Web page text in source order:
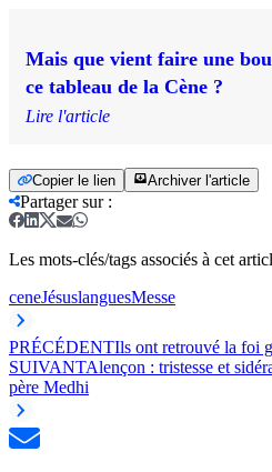
Mais que vient faire une
ce tableau de la Cène ?
Lire l'article
Copier le lien Archiver l'article
Partager sur:
Les mots-clés/tags associés à cet
ceneJésuslanguesMesse
PRÉCÉDENTIls ont retrouvé la foi
SUIVANTAlençon : tristesse et
père Medhi